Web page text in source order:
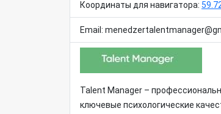
Координаты для навигатора:
Email:
Talent Manager –
ключевые психологические